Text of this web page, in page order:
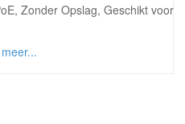
Zonder Opslag, Geschikt voor